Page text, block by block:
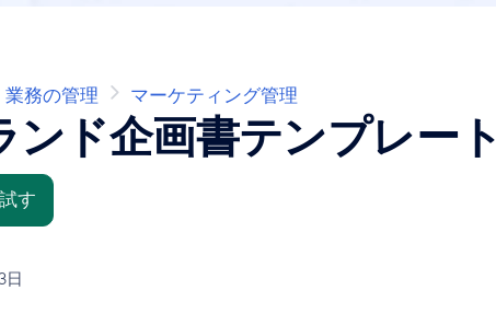
業務の管理 マーケティング管理
ンド企画書テンプレート
す
日